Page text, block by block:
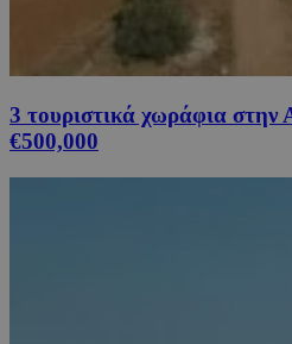
3 τουριστικά χωράφια
€500,000